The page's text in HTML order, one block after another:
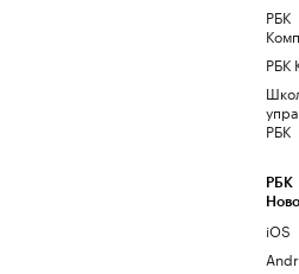
РБК
РБК
РБК
РБК
iOS